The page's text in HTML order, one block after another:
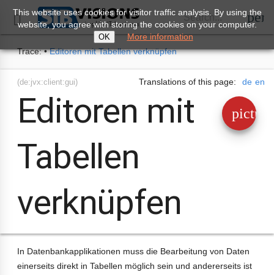
 Search...
Trace: • Editoren mit Tabellen verknüpfen
(de:jvx:client:gui)
Editoren mit
Tabellen
verknüpfen
Translations of this page: en
de
In Datenbankapplikationen muss die Bearbeitung von Daten
einerseits direkt in Tabellen möglich sein und andererseits ist
This website uses cookies for visitor traffic analysis. By using the
website, you agree with storing the cookies on your computer.
OK More information